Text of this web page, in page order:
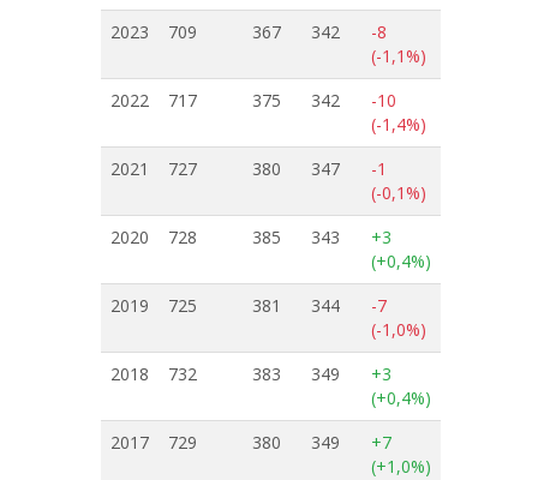
2023
709 367 342
-8
(-1,1%)
2022
717 375 342
-10
(-1,4%)
2021
727 380 347
-1
(-0,1%)
2020
728 385 343
+3
(+0,4%)
2019
725 381 344
-7
(-1,0%)
2018
732 383 349
+3
(+0,4%)
2017
729 380 349
+7
(+1,0%)